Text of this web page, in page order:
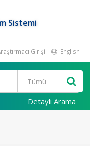
Sistemi
Girişi English
Detaylı Arama